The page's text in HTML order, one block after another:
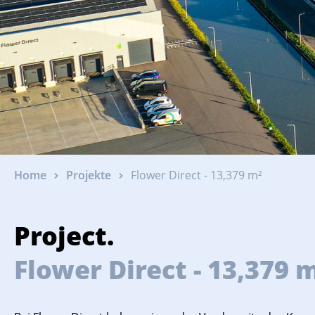
Home Projekte Flower Direct - 13,379 m²
Project.
Flower Direct - 13,379